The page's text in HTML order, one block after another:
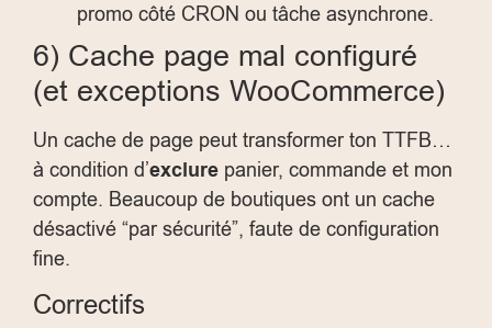
promo côté CRON ou tâche asynchrone.
6) Cache page mal configuré
(et exceptions WooCommerce)
Un cache de page peut transformer ton TTFB…
à condition d’exclure panier, commande et mon
compte. Beaucoup de boutiques ont un cache
désactivé “par sécurité”, faute de configuration
fine.
Correctifs